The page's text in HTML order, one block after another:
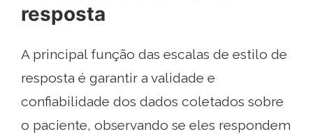
resposta
A principal função das escalas de estilo de
resposta é garantir a validade e
confiabilidade dos dados coletados sobre
o paciente, observando se eles respondem